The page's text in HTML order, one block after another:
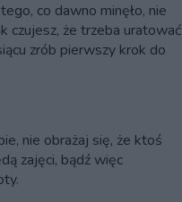
co dawno minęło, nie
czujesz, że trzeba uratować
zrób pierwszy krok do
nie obrażaj się, że ktoś
zajęci, bądź więc